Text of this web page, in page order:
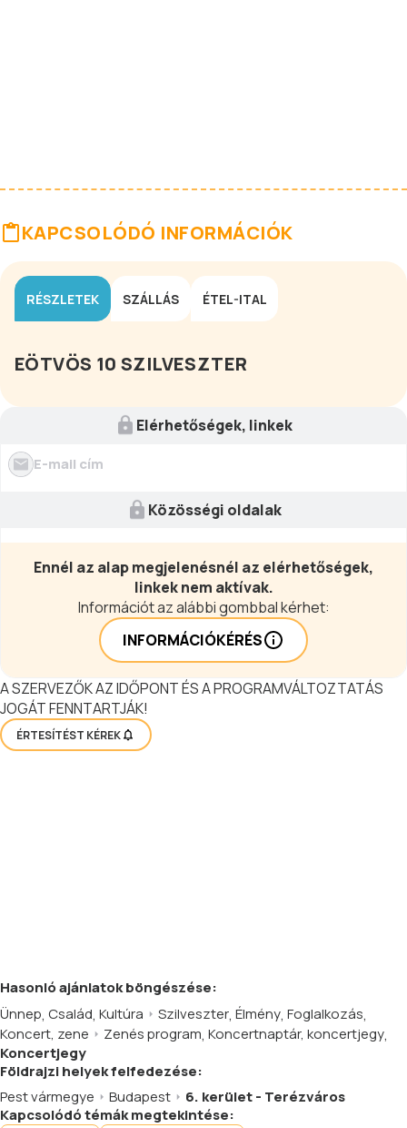
KAPCSOLÓDÓ INFORMÁCIÓK
RÉSZLETEK SZÁLLÁS ÉTEL-ITAL
EÖTVÖS 10 SZILVESZTER
Elérhetőségek, linkek
E-mail cím
Közösségi oldalak
Ennél az alap megjelenésnél az elérhetőségek,
linkek nem aktívak.
Információt az alábbi gombbal kérhet:
INFORMÁCIÓKÉRÉS
A SZERVEZŐK AZ IDŐPONT ÉS A PROGRAMVÁLTOZTATÁS
JOGÁT FENNTARTJÁK!
ÉRTESÍTÉST KÉREK
Hasonlóajánlatokböngészése:
Ünnep, Család, Kultúra Szilveszter, Élmény, Foglalkozás,
Koncert, zene Zenés program, Koncertnaptár, koncertjegy,
Koncertjegy
Földrajzi helyek felfedezése:
Pest vármegye
Budapest
6. kerület - Terézváros
Kapcsolódó témák megtekintése: